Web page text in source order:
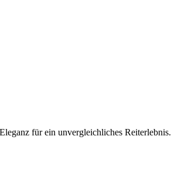
für ein unvergleichliches Reiterlebnis.